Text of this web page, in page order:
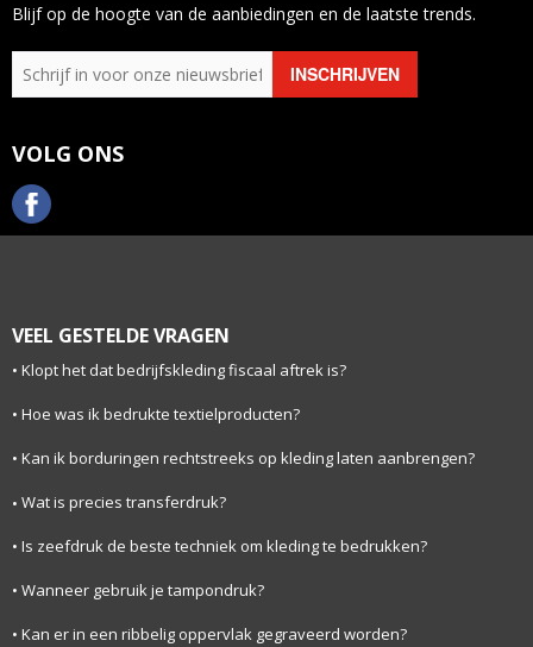
Blijf op de hoogte van de aanbiedingen en de laatste trends.
VOLG ONS
VEEL GESTELDE VRAGEN
Klopt het dat bedrijfskleding fiscaal aftrek is?
Hoe was ik bedrukte textielproducten?
Kan ik borduringen rechtstreeks op kleding laten aanbrengen?
Wat is precies transferdruk?
Is zeefdruk de beste techniek om kleding te bedrukken?
Wanneer gebruik je tampondruk?
Kan er in een ribbelig oppervlak gegraveerd worden?